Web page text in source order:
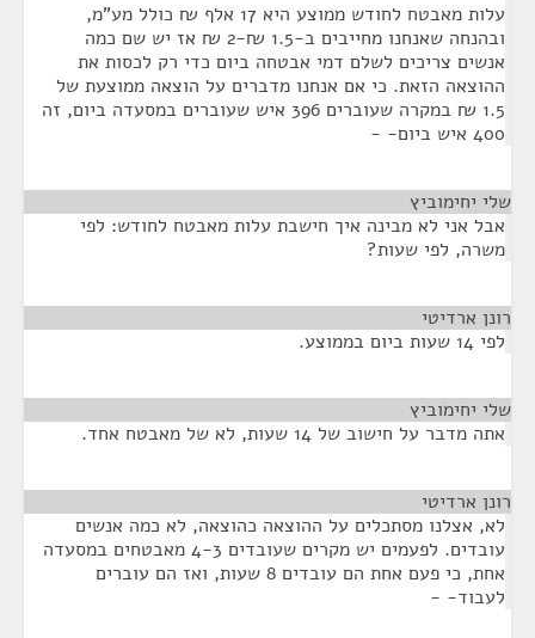
עלות מאבטח לחודש ממוצע היא 17 אלף ₪ כולל מע"מ,
ובהנחה שאנחנו מחייבים ב-1.5 ₪-2 ₪ אז יש שם כמה
אנשים צריכים לשלם דמי אבטחה ביום כדי רק לכסות את
ההוצאה הזאת. כי אם אנחנו מדברים על הוצאה ממוצעת של
1.5 ₪ במקרה שעוברים 396 איש שעוברים במסעדה ביום, זה
400 איש ביום- -
שלי יחימוביץ
אבל אני לא מבינה איך חישבת עלות מאבטח לחודש: לפי
משרה, לפי שעות?
רונן ארדיטי
לפי 14 שעות ביום בממוצע.
שלי יחימוביץ
אתה מדבר על חישוב של 14 שעות, לא של מאבטח אחד.
רונן ארדיטי
לא, אצלנו מסתכלים על ההוצאה כהוצאה, לא כמה אנשים
עובדים. לפעמים יש מקרים שעובדים 4-3 מאבטחים במסעדה
אחת, כי פעם אחת הם עובדים 8 שעות, ואז הם עוברים
לעבוד- -